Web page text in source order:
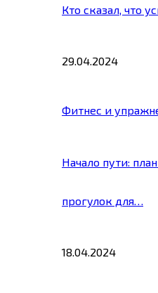
Кто сказал, что
29.04.2024
Фитнес и
Начало пути:
прогулок для…
18.04.2024